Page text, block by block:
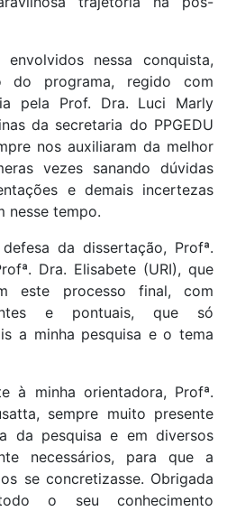
nessa conquista,
do programa, regido com
pela Prof. Dra. Luci Marly
da secretaria do PPGEDU
nos auxiliaram da melhor
vezes sanando dúvidas
e demais incertezas
nesse tempo.
da dissertação, Profª.
Dra. Elisabete (URI), que
este processo final, com
e pontuais, que só
a minha pesquisa e o tema
à minha orientadora, Profª.
sempre muito presente
da pesquisa e em diversos
necessários, para que a
se concretizasse. Obrigada
o seu conhecimento